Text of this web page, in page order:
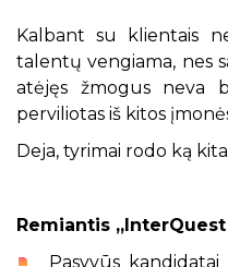
Kalbant su klientais
talentų vengiama, nes
atėjęs žmogus neva
perviliotas iš kitos
Deja, tyrimai rodo ką
Remiantis
Pasyvūs